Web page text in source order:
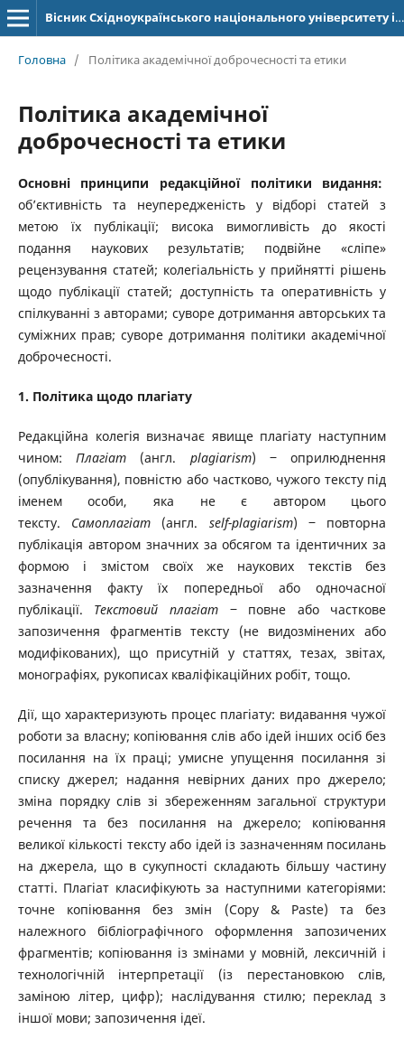
Вісник Східноукраїнського національного університету імені Володимира Даля
Головна / Політика академічної доброчесності та етики
Політика академічної
доброчесності та етики
Основні принципи редакційної політики видання:
об’єктивність та неупередженість у відборі статей з
метою їх публікації; висока вимогливість до якості
подання наукових результатів; подвійне «сліпе»
рецензування статей; колегіальність у прийнятті рішень
щодо публікації статей; доступність та оперативність у
спілкуванні з авторами; суворе дотримання авторських та
суміжних прав; суворе дотримання політики академічної
доброчесності.
1. Політика щодо плагіату
Редакційна колегія визначає явище плагіату наступним
чином:Плагіат (англ. plagiarism) ‒ оприлюднення
(опублікування), повністю або частково, чужого тексту під
іменем особи, яка не є автором цього
тексту. Самоплагіат (англ. self-plagiarism) ‒ повторна
публікація автором значних за обсягом та ідентичних за
формою і змістом своїх же наукових текстів без
зазначення факту їх попередньої або одночасної
публікації. Текстовий плагіат ‒ повне або часткове
запозичення фрагментів тексту (не видозмінених або
модифікованих), що присутній у статтях, тезах, звітах,
монографіях, рукописах кваліфікаційних робіт, тощо.
Дії, що характеризують процес плагіату: видавання чужої
роботи за власну; копіювання слів або ідей інших осіб без
посилання на їх праці; умисне упущення посилання зі
списку джерел; надання невірних даних про джерело;
зміна порядку слів зі збереженням загальної структури
речення та без посилання на джерело; копіювання
великої кількості тексту або ідей із зазначенням посилань
на джерела, що в сукупності складають більшу частину
статті. Плагіат класифікують за наступними категоріями:
точне копіювання без змін (Copy & Paste) та без
належного бібліографічного оформлення запозичених
фрагментів; копіювання із змінами у мовній, лексичній і
технологічній інтерпретації (із перестановкою слів,
заміною літер, цифр); наслідування стилю; переклад з
іншої мови; запозичення ідеї.